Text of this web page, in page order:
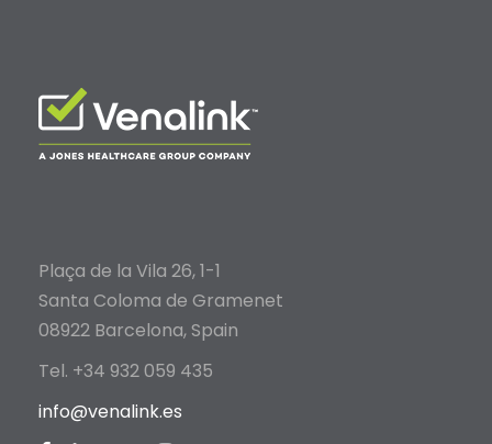
Plaça de la Vila 26, 1-1
Santa Coloma de Gramenet
08922 Barcelona, Spain
Tel. +34 932 059 435
info@venalink.es